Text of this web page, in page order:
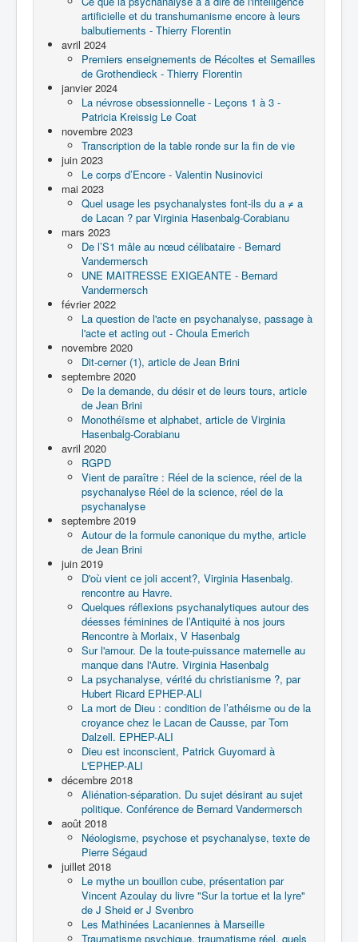
artificielle et du transhumanisme encore à leurs
balbutiements - Thierry Florentin
avril 2024
Premiers enseignements de Récoltes et Semailles
de Grothendieck - Thierry Florentin
janvier 2024
La névrose obsessionnelle - Leçons 1 à 3 -
Patricia Kreissig Le Coat
novembre 2023
Transcription de la table ronde sur la fin de vie
juin 2023
Le corps d’Encore - Valentin Nusinovici
mai 2023
Quel usage les psychanalystes font-ils du a ≠ a
de Lacan ? par Virginia Hasenbalg-Corabianu
mars 2023
De l’S1 mâle au nœud célibataire - Bernard
Vandermersch
UNE MAITRESSE EXIGEANTE - Bernard
Vandermersch
février 2022
La question de l'acte en psychanalyse, passage à
l'acte et acting out - Choula Emerich
novembre 2020
Dit-cerner (1), article de Jean Brini
septembre 2020
De la demande, du désir et de leurs tours, article
de Jean Brini
Monothéïsme et alphabet, article de Virginia
Hasenbalg-Corabianu
avril 2020
RGPD
Vient de paraître : Réel de la science, réel de la
psychanalyse Réel de la science, réel de la
psychanalyse
septembre 2019
Autour de la formule canonique du mythe, article
de Jean Brini
juin 2019
D'où vient ce joli accent?, Virginia Hasenbalg.
rencontre au Havre.
Quelques réflexions psychanalytiques autour des
déesses féminines de l’Antiquité à nos jours
Rencontre à Morlaix, V Hasenbalg
Sur l'amour. De la toute-puissance maternelle au
manque dans l'Autre. Virginia Hasenbalg
La psychanalyse, vérité du christianisme ?, par
Hubert Ricard EPHEP-ALI
La mort de Dieu : condition de l’athéisme ou de la
croyance chez le Lacan de Causse, par Tom
Dalzell. EPHEP-ALI
Dieu est inconscient, Patrick Guyomard à
L'EPHEP-ALI
décembre 2018
Aliénation-séparation. Du sujet désirant au sujet
politique. Conférence de Bernard Vandermersch
août 2018
Néologisme, psychose et psychanalyse, texte de
Pierre Ségaud
juillet 2018
Le mythe un bouillon cube, présentation par
Vincent Azoulay du livre "Sur la tortue et la lyre"
de J Sheid er J Svenbro
Les Mathinées Lacaniennes à Marseille
Traumatisme psychique, traumatisme réel, quels